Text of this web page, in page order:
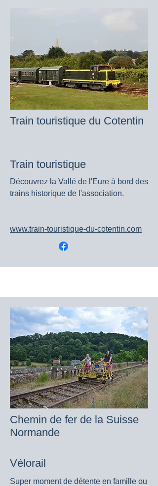
Train touristique du Cotentin
Train touristique
Découvrez la Vallé de l'Eure à bord des
trains historique de l'association.
www.train-touristique-du-cotentin.com
Chemin de fer de la Suisse
Normande
Vélorail
Super moment de détente en famille ou